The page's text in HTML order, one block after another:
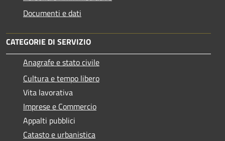
Documenti e dati
CATEGORIE DI SERVIZIO
Anagrafe e stato civile
Cultura e tempo libero
Vita lavorativa
Imprese e Commercio
Appalti pubblici
Catasto e urbanistica